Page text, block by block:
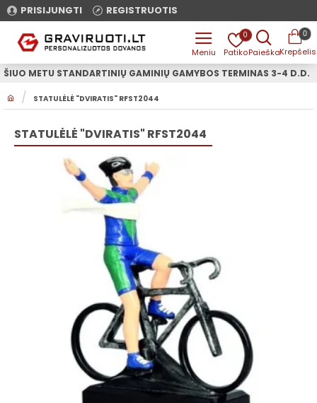
PRISIJUNGTI REGISTRUOTIS
0 0
O
E
STATULĖLĖ "DVIRATIS" RFST2044
ŠIUO METU STANDARTINIŲ GAMINIŲ GAMYBOS TERMINAS 3-4 D.D.
STATULĖLĖ "DVIRATIS" RFST2044